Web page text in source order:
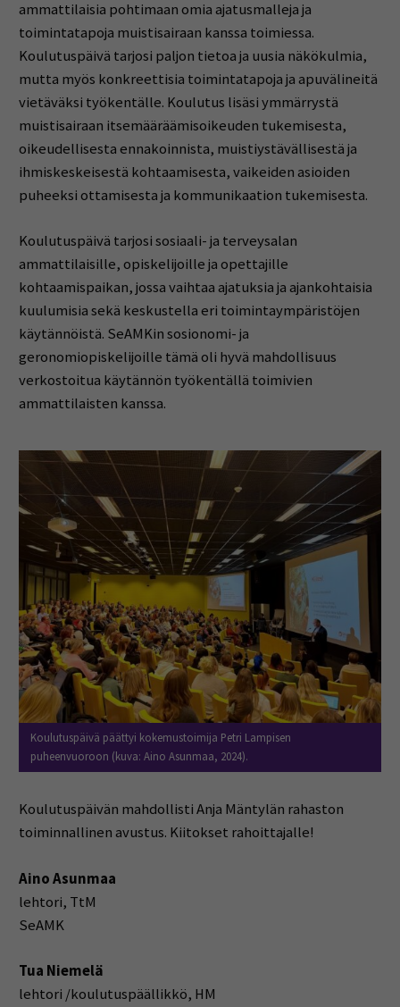
ammattilaisia pohtimaan omia ajatusmalleja ja
toimintatapoja muistisairaan kanssa toimiessa.
Koulutuspäivä tarjosi paljon tietoa ja uusia näkökulmia,
mutta myös konkreettisia toimintatapoja ja apuvälineitä
vietäväksi työkentälle. Koulutus lisäsi ymmärrystä
muistisairaan itsemääräämisoikeuden tukemisesta,
oikeudellisesta ennakoinnista, muistiystävällisestä ja
ihmiskeskeisestä kohtaamisesta, vaikeiden asioiden
puheeksi ottamisesta ja kommunikaation tukemisesta.
Koulutuspäivä tarjosi sosiaali- ja terveysalan
ammattilaisille, opiskelijoille ja opettajille
kohtaamispaikan, jossa vaihtaa ajatuksia ja ajankohtaisia
kuulumisia sekä keskustella eri toimintaympäristöjen
käytännöistä. SeAMKin sosionomi- ja
geronomiopiskelijoille tämä oli hyvä mahdollisuus
verkostoitua käytännön työkentällä toimivien
ammattilaisten kanssa.
Koulutuspäivä päättyi kokemustoimija Petri Lampisen
puheenvuoroon (kuva: Aino Asunmaa, 2024).
Koulutuspäivän mahdollisti Anja Mäntylän rahaston
toiminnallinen avustus. Kiitokset rahoittajalle!
Aino Asunmaa
lehtori, TtM
SeAMK
Tua Niemelä
lehtori /koulutuspäällikkö, HM